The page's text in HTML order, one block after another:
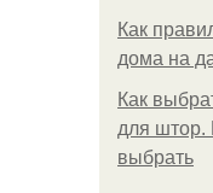
Как
дома на
Как
для штор.
выбрать